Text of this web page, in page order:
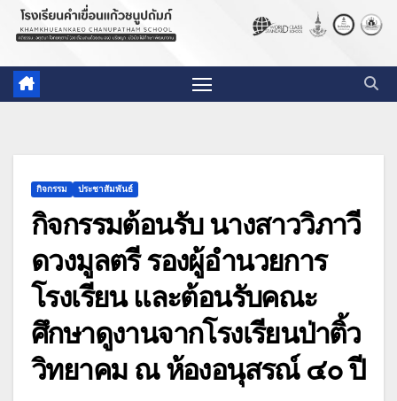
กิจกรรม ประชาสัมพันธ์
กิจกรรมต้อนรับ นางสาววิภาวี
ดวงมูลตรี รองผู้อำนวยการ
โรงเรียน และต้อนรับคณะ
ศึกษาดูงานจากโรงเรียนป่าติ้ว
วิทยาคม ณ ห้องอนุสรณ์ ๔๐ ปี